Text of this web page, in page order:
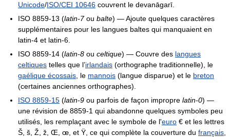
Unicode/ISO/CEI 10646 couvrent le devanāgarī.
ISO 8859-13 (latin-7ou balte) — Ajoute quelques caractères
supplémentaires pour les langues baltes qui manquaient en
latin-4 et latin-6.
ISO 8859-14 (latin-8 ou celtique) — Couvre des langues
celtiques telles que l’irlandais (orthographe traditionnelle), le
gaélique écossais , le mannois (langue disparue) et le breton
(certaines anciennes orthographes).
ISO 8859-15 (latin-9 ou parfois de façon impropre latin-0) —
une révision de 8859-1 qui abandonne quelques symboles peu
utilisés, les remplaçant avec le symbole de l'euro € et les lettres
Š, š, Ž, ž, Œ, œ, et Ÿ, ce qui complète la couverture du français